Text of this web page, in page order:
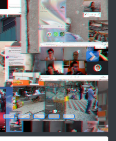
Next